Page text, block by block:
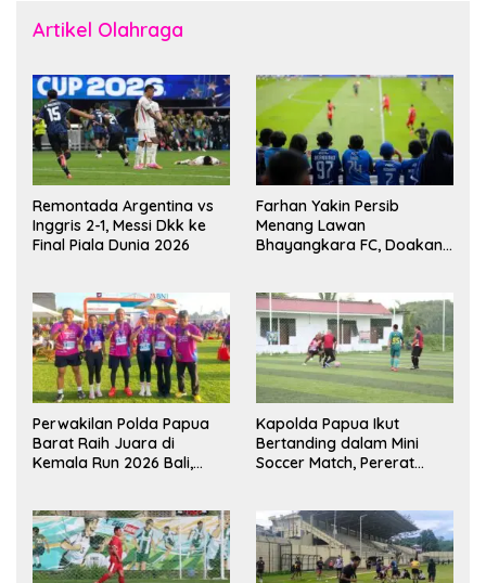
Artikel Olahraga
Remontada Argentina vs
Inggris 2-1, Messi Dkk ke
Final Piala Dunia 2026
Farhan Yakin Persib
Menang Lawan
Bhayangkara FC, Doakan
Perwakilan Polda Papua
Barat Raih Juara di
Kemala Run 2026 Bali,
Kapolda Papua Ikut
Bertanding dalam Mini
Soccer Match, Pererat